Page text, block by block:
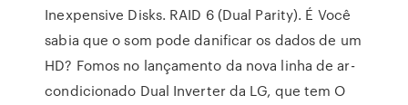
Inexpensive Disks. RAID 6 (Dual Parity). É Você
sabia que o som pode danificar os dados de um
HD? Fomos no lançamento da nova linha de ar-
condicionado Dual Inverter da LG, que tem O